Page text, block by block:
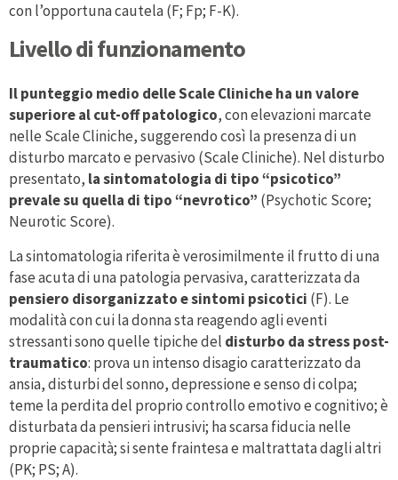
con l’opportuna cautela (F; Fp; F-K).
Livello di funzionamento
Il punteggio medio delle Scale Cliniche ha un valore
superiore al cut-off patologico, con elevazioni marcate
nelle Scale Cliniche, suggerendo così la presenza di un
disturbo marcato e pervasivo (Scale Cliniche). Nel disturbo
presentato, la sintomatologia di tipo “psicotico”
prevale su quella di tipo “nevrotico” (Psychotic Score;
Neurotic Score).
La sintomatologia riferita è verosimilmente il frutto di una
fase acuta di una patologia pervasiva, caratterizzata da
pensiero disorganizzato e sintomi psicotici (F). Le
modalità con cui la donna sta reagendo agli eventi
stressanti sono quelle tipiche del disturbo da stress post-
traumatico: prova un intenso disagio caratterizzato da
ansia, disturbi del sonno, depressione e senso di colpa;
teme la perdita del proprio controllo emotivo e cognitivo; è
disturbata da pensieri intrusivi; ha scarsa fiducia nelle
proprie capacità; si sente fraintesa e maltrattata dagli altri
(PK; PS; A).